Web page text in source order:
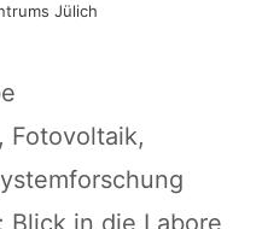
Jülich
, Fotovoltaik,
Blick in die Labore